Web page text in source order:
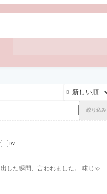

絞り込み
DV
した瞬間、言われました。 味じゃ